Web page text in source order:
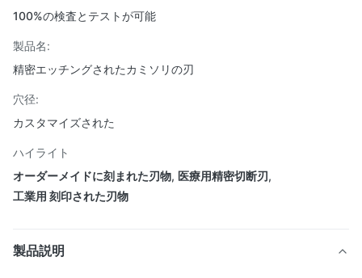
100%の検査とテストが可能
製品名:
精密エッチングされたカミソリの刃
穴径:
カスタマイズされた
ハイライト
オーダーメイドに刻まれた刃物, 医療用精密切断刃,
工業用 刻印された刃物
製品説明